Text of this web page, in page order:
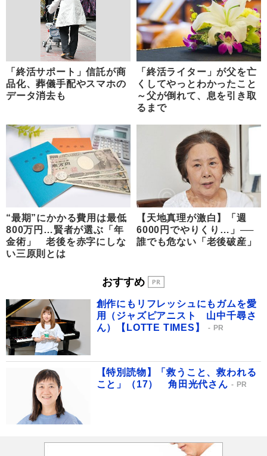
「終活サポート」信託が商
品化、葬儀手配やスマホの
データ消去も
「終活ライター」が父を亡
くしてやっとわかったこと
～父が倒れて、息を引き取
るまで
“最期”にかかる費用は最低
800万円…賢者が選ぶ「年
金術」 老後を赤字にしな
い三原則とは
【天地真理が激白】「週
6000円でやりくり…」──
誰でも危ない「老後破産」
おすすめ
創作にもリフレッシュにもガムを愛
用（ジャズピアニスト 山中千尋さ
ん）【LOTTE TIMES】
PR
【特別読物】「救うこと、救われる
こと」（17） 角田光代さん
PR